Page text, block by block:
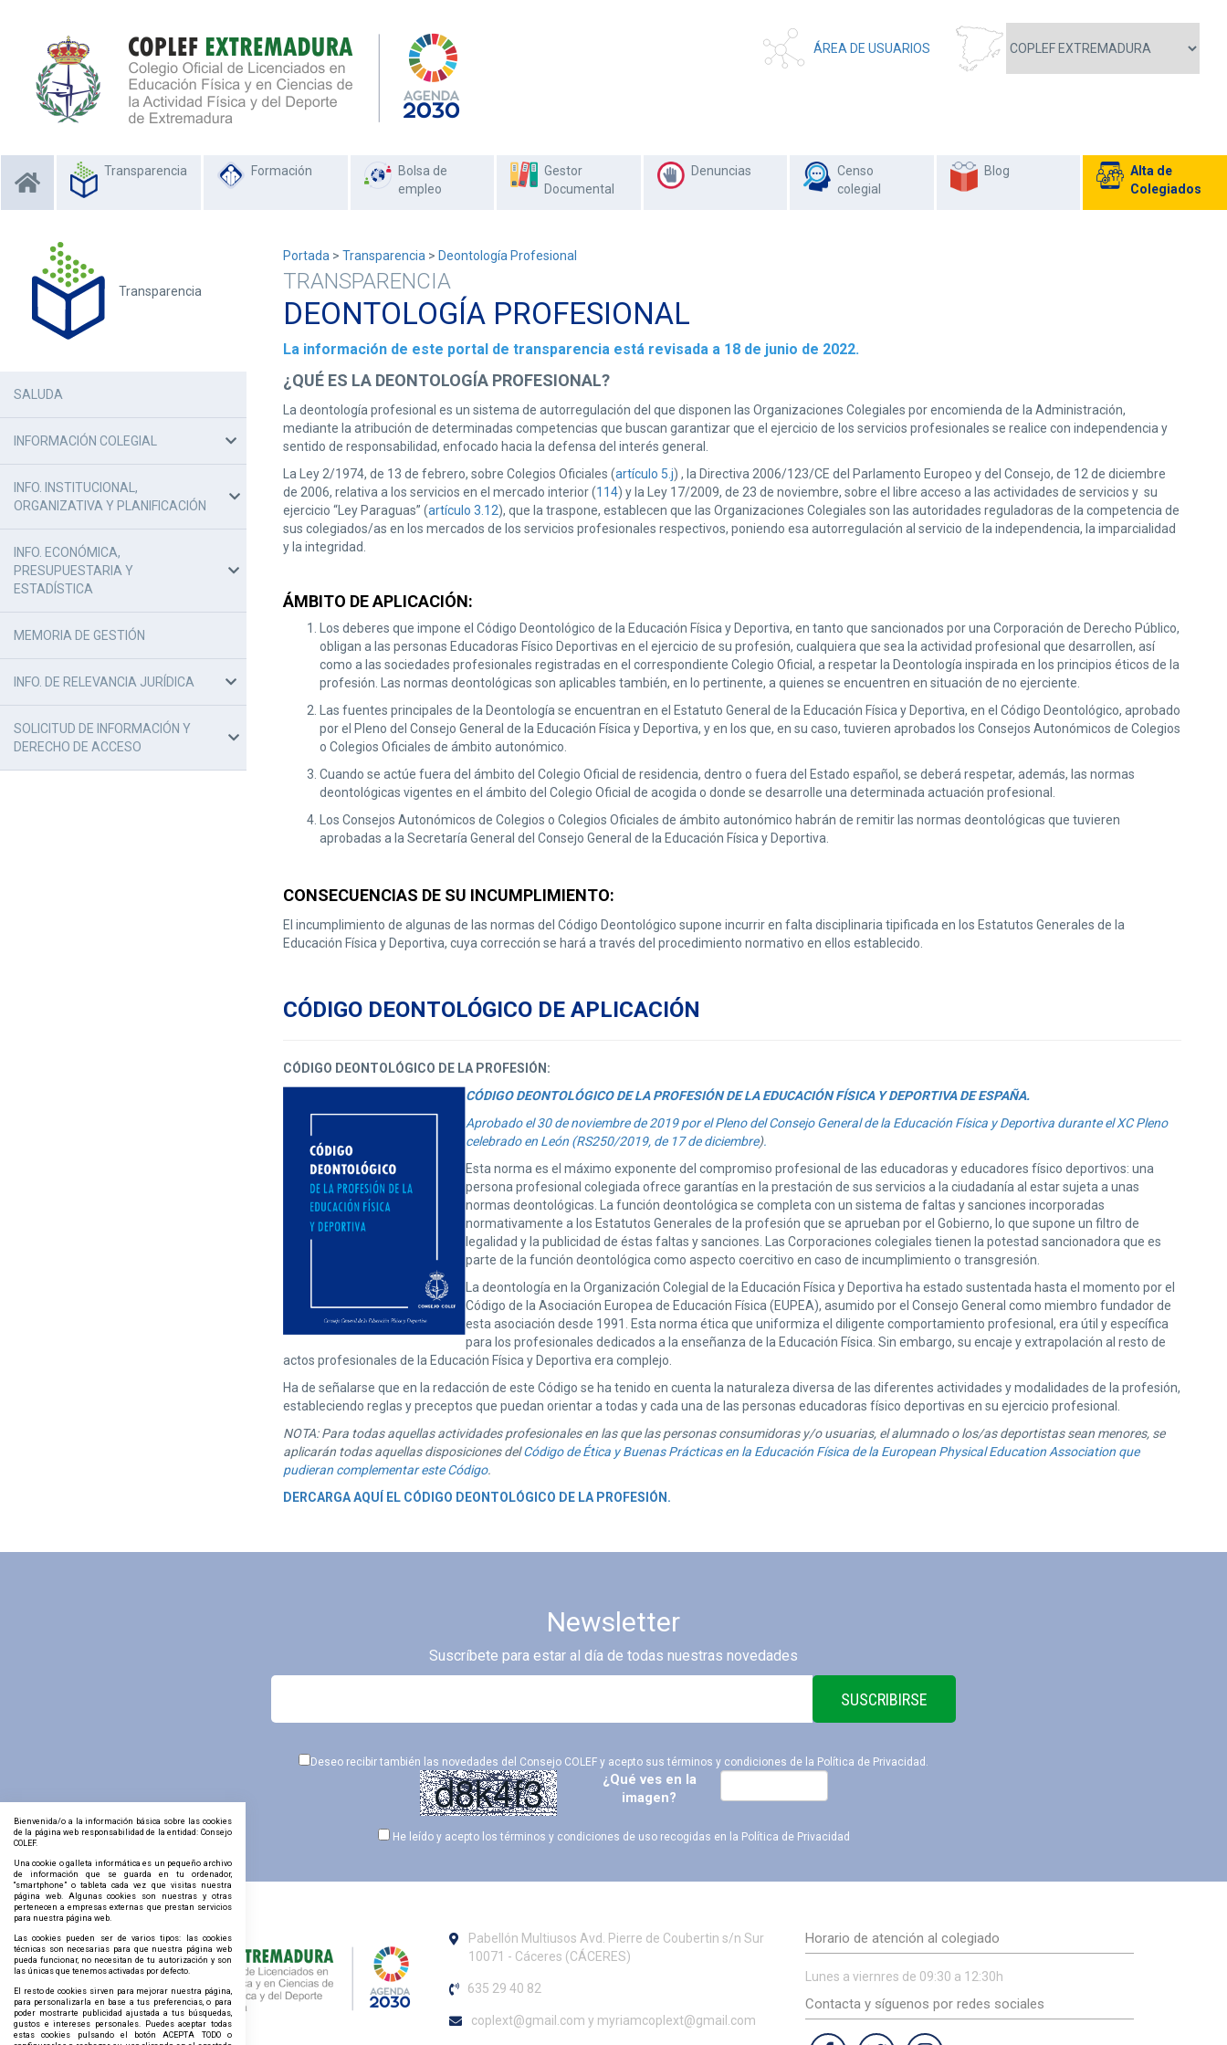
ÁREA DE USUARIOS
Transparencia Formación
Bolsa de
empleo
Gestor
Documental
Denuncias
Censo
colegial
Blog
Alta de
Colegiados
Transparencia
SALUDA
INFORMACIÓN COLEGIAL
INFO. INSTITUCIONAL,
ORGANIZATIVA Y PLANIFICACIÓN
INFO. ECONÓMICA,
PRESUPUESTARIA Y
ESTADÍSTICA
MEMORIA DE GESTIÓN
INFO. DE RELEVANCIA JURÍDICA
SOLICITUD DE INFORMACIÓN Y
DERECHO DE ACCESO
Portada > Transparencia > Deontología Profesional
TRANSPARENCIA
DEONTOLOGÍA PROFESIONAL
La información de este portal de transparencia está revisada a 18 de junio de 2022.
¿QUÉ ES LA DEONTOLOGÍA PROFESIONAL?
La deontología profesional es un sistema de autorregulación del que disponen las Organizaciones Colegiales por encomienda de la Administración,
mediante la atribución de determinadas competencias que buscan garantizar que el ejercicio de los servicios profesionales se realice con independencia y
sentido de responsabilidad, enfocado hacia la defensa del interés general.
La Ley 2/1974, de 13 de febrero, sobre Colegios Oficiales (artículo 5.j) , la Directiva 2006/123/CE del Parlamento Europeo y del Consejo, de 12 de diciembre
de 2006, relativa a los servicios en el mercado interior (114) y la Ley 17/2009, de 23 de noviembre, sobre el libre acceso a las actividades de servicios y su
ejercicio “Ley Paraguas” (artículo 3.12), que la traspone, establecen que las Organizaciones Colegiales son las autoridades reguladoras de la competencia de
sus colegiados/as en los mercados de los servicios profesionales respectivos, poniendo esa autorregulación al servicio de la independencia, la imparcialidad
y la integridad.
ÁMBITO DE APLICACIÓN:
Los deberes que impone el Código Deontológico de la Educación Física y Deportiva, en tanto que sancionados por una Corporación de Derecho Público,
obligan a las personas Educadoras Físico Deportivas en el ejercicio de su profesión, cualquiera que sea la actividad profesional que desarrollen, así
como a las sociedades profesionales registradas en el correspondiente Colegio Oficial, a respetar la Deontología inspirada en los principios éticos de la
profesión. Las normas deontológicas son aplicables también, en lo pertinente, a quienes se encuentren en situación de no ejerciente.
Las fuentes principales de la Deontología se encuentran en el Estatuto General de la Educación Física y Deportiva, en el Código Deontológico, aprobado
por el Pleno del Consejo General de la Educación Física y Deportiva, y en los que, en su caso, tuvieren aprobados los Consejos Autonómicos de Colegios
o Colegios Oficiales de ámbito autonómico.
Cuando se actúe fuera del ámbito del Colegio Oficial de residencia, dentro o fuera del Estado español, se deberá respetar, además, las normas
deontológicas vigentes en el ámbito del Colegio Oficial de acogida o donde se desarrolle una determinada actuación profesional.
Los Consejos Autonómicos de Colegios o Colegios Oficiales de ámbito autonómico habrán de remitir las normas deontológicas que tuvieren
aprobadas a la Secretaría General del Consejo General de la Educación Física y Deportiva.
CONSECUENCIAS DE SU INCUMPLIMIENTO:
El incumplimiento de algunas de las normas del Código Deontológico supone incurrir en falta disciplinaria tipificada en los Estatutos Generales de la
Educación Física y Deportiva, cuya corrección se hará a través del procedimiento normativo en ellos establecido.
CÓDIGO DEONTOLÓGICO DE APLICACIÓN
CÓDIGO DEONTOLÓGICO DE LA PROFESIÓN:
CÓDIGO DEONTOLÓGICO DE LA PROFESIÓN DE LA EDUCACIÓN FÍSICA Y DEPORTIVA DE ESPAÑA.
Aprobado el 30 de noviembre de 2019 por el Pleno del Consejo General de la Educación Física y Deportiva durante el XC Pleno
celebrado en León (RS250/2019, de 17 de diciembre).
Esta norma es el máximo exponente del compromiso profesional de las educadoras y educadores físico deportivos: una
persona profesional colegiada ofrece garantías en la prestación de sus servicios a la ciudadanía al estar sujeta a unas
normas deontológicas. La función deontológica se completa con un sistema de faltas y sanciones incorporadas
normativamente a los Estatutos Generales de la profesión que se aprueban por el Gobierno, lo que supone un filtro de
legalidad y la publicidad de éstas faltas y sanciones. Las Corporaciones colegiales tienen la potestad sancionadora que es
parte de la función deontológica como aspecto coercitivo en caso de incumplimiento o transgresión.
La deontología en la Organización Colegial de la Educación Física y Deportiva ha estado sustentada hasta el momento por el
Código de la Asociación Europea de Educación Física (EUPEA), asumido por el Consejo General como miembro fundador de
esta asociación desde 1991. Esta norma ética que uniformiza el diligente comportamiento profesional, era útil y específica
para los profesionales dedicados a la enseñanza de la Educación Física. Sin embargo, su encaje y extrapolación al resto de
actos profesionales de la Educación Física y Deportiva era complejo.
Ha de señalarse que en la redacción de este Código se ha tenido en cuenta la naturaleza diversa de las diferentes actividades y modalidades de la profesión,
estableciendo reglas y preceptos que puedan orientar a todas y cada una de las personas educadoras físico deportivas en su ejercicio profesional.
NOTA: Para todas aquellas actividades profesionales en las que las personas consumidoras y/o usuarias, el alumnado o los/as deportistas sean menores, se
aplicarán todas aquellas disposiciones delCódigo de Ética y Buenas Prácticas en la Educación Física de la European Physical Education Association que
pudieran complementar este Código.
DERCARGA AQUÍ EL CÓDIGO DEONTOLÓGICO DE LA PROFESIÓN.
Newsletter
Suscríbete para estar al día de todas nuestras novedades
SUSCRIBIRSE
Deseo recibir también las novedades del Consejo COLEF y acepto sus términos y condiciones de la Política de Privacidad .
¿Qué ves en la
imagen?
He leído y acepto los términos y condiciones de uso recogidas en la Política de Privacidad
Pabellón Multiusos Avd. Pierre de Coubertin s/n Sur
10071 - Cáceres (CÁCERES)
635 29 40 82
coplext@gmail.com y myriamcoplext@gmail.com
Horario de atención al colegiado
Lunes a viernres de 09:30 a 12:30h
Contacta y síguenos por redes sociales
Bienvenida/o a la información básica sobre las cookies
de la página web responsabilidad de la entidad: Consejo
COLEF.
Una cookie o galleta informática es un pequeño archivo
de información que se guarda en tu ordenador,
“smartphone” o tableta cada vez que visitas nuestra
página web. Algunas cookies son nuestras y otras
pertenecen a empresas externas que prestan servicios
para nuestra página web.
Las cookies pueden ser de varios tipos: las cookies
técnicas son necesarias para que nuestra página web
pueda funcionar, no necesitan de tu autorización y son
las únicas que tenemos activadas por defecto.
El resto de cookies sirven para mejorar nuestra página,
para personalizarla en base a tus preferencias, o para
poder mostrarte publicidad ajustada a tus búsquedas,
gustos e intereses personales. Puedes aceptar todas
estas cookies pulsando el botón ACEPTA TODO o